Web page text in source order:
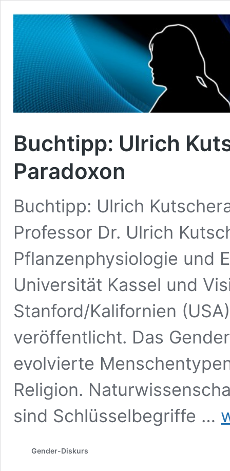
Buchtipp: Ulrich
Paradoxon
Buchtipp: Ulrich
Professor Dr. Ulrich
Pflanzenphysiologie und
Universität Kassel und
Stanford/Kalifornien
veröffentlicht. Das
evolvierte
Religion.
sind Schlüsselbegriffe …
Gender-Diskurs